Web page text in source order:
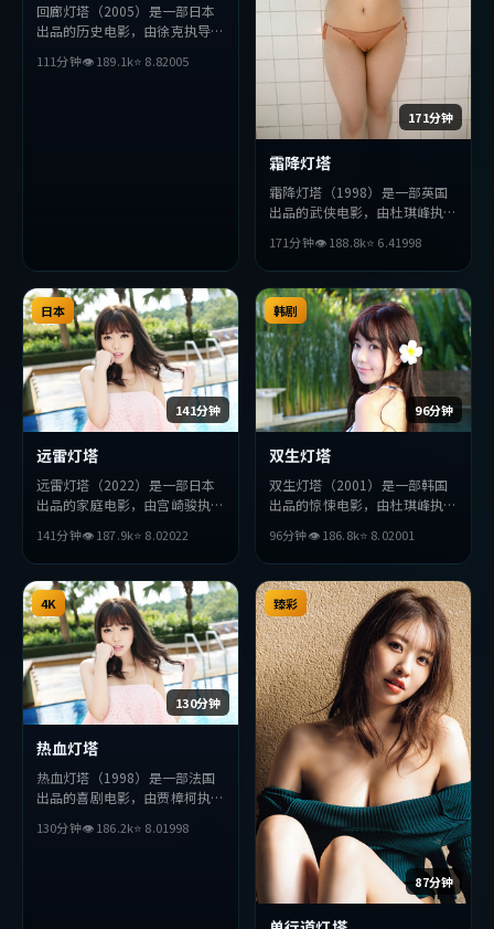
回廊灯塔（2005）是一部日本
出品的历史电影，由徐克执导，
演。影片在叙事与视听上力求突
111分钟👁189.1k⭐ 8.82005
171分钟
霜降灯塔
霜降灯塔（1998）是一部英国
出品的武侠电影，由杜琪峰执
主演。影片在叙事与视听上力求
突破，探讨人性与抉择，节奏张
弛有度，适合喜欢该类型的观众
完整观看。
171分钟👁188.8k⭐ 6.41998
141分钟
日本
远雷灯塔
远雷灯塔（2022）是一部日本
出品的家庭电影，由宫崎骏执
主演。影片在叙事与视听上力求
突破，探讨人性与抉择，节奏张
弛有度，适合喜欢该类型的观众
完整观看。
141分钟👁187.9k⭐ 8.02022
96分钟
韩剧
双生灯塔
双生灯塔（2001）是一部韩国
出品的惊悚电影，由杜琪峰执
腾等主演。影片在叙事与视听上
力求突破，探讨人性与抉择，节
奏张弛有度，适合喜欢该类型的
观众完整观看。
96分钟👁186.8k⭐ 8.02001
130分钟
4K
热血灯塔
热血灯塔（1998）是一部法国
出品的喜剧电影，由贾樟柯执
主演。影片在叙事与视听上力求
130分钟👁186.2k⭐ 8.01998
87分钟
臻彩